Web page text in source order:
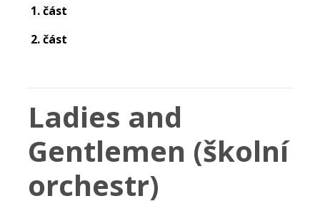
1. část
2. část
Ladies and
Gentlemen (školní
orchestr)